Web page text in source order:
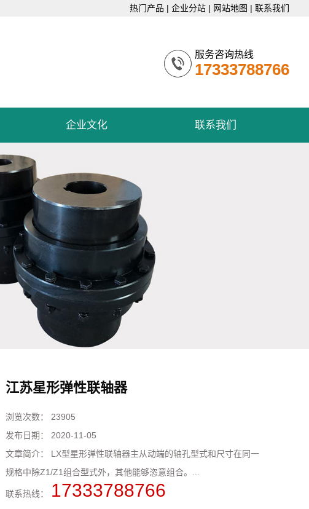
热门产品 | 企业分站 | 网站地图 | 联系我们
服务咨询热线
17333788766
企业文化 联系我们
江苏星形弹性联轴器
浏览次数： 23905
发布日期： 2020-11-05
文章简介： LX型星形弹性联轴器主从动端的轴孔型式和尺寸在同一
规格中除Z1/Z1组合型式外，其他能够恣意组合。...
联系热线： 17333788766